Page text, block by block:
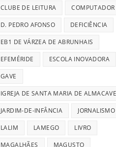
CLUBE DE LEITURA COMPUTADOR
D. PEDRO AFONSO DEFICIÊNCIA
EB1 DE VÁRZEA DE ABRUNHAIS
EFEMÉRIDE ESCOLA INOVADORA
GAVE
IGREJA DE SANTA MARIA DE ALMACAVE
JARDIM-DE-INFÂNCIA JORNALISMO
LALIM LAMEGO LIVRO
MAGALHÃES MAGUSTO